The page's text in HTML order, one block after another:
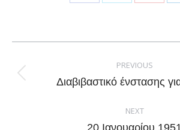
Share
Facebook
Share
X
Share
navigation
PREVIOUS
Previous
Διαβιβαστικό ένστασης
NEXT
Next
20 Ιανουαρίου